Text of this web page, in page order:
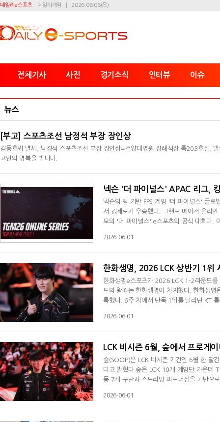
데일리e스포츠 데일리게임 2026.08.06(목)
전체기사 사진 경기소식 인터뷰 이슈
뉴스
[부고] 스포츠조선 남정석 부장 장인상
김동호씨 별세, 남정석 스포츠조선 부장 장인상=건양대병원 장례식장 특203호
고인의 명복을 빕니다.
2026-06-01
넥슨 '더 파이널스' APAC 리그,
넥슨의 팀 기반 FPS 게임 '더 파이널스' 글
서 킹제로가 우승했다. 그랜드 메이저 온라
모의 '더 파이널스' e스포츠의 공식 대회다.
진출 팀을 가린다. APAC 첫 사이클의
2026-06-01
한화생명, 2026 LCK 상반기 1위
한화생명e스포츠가 2026 LCK 1-2라운드
드의 왕좌는 한화생명이 차지했다. 한화생
록했다. 6주 차에서 단독 1위를 달리던 KT
로 마무리하며 최종 2위를 확정했다. T1은
2026-06-01
LCK 비시즌 6월, 숲에서 프로게
숲(SOOP)은 LCK 비시즌 기간인 6월 한 달
다고 밝혔다.숲은 LCK 10개 게임단 가운데
등 7개 구단과 스트리밍 파트너십을 기반으
김동하, 김태민 등 전 프로게이머들 역시 숲
2026-06-01